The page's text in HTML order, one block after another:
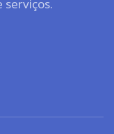
serviços.